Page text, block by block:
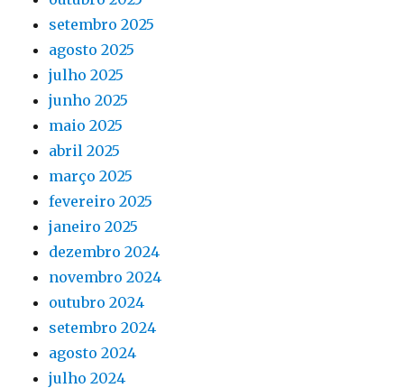
setembro 2025
agosto 2025
julho 2025
junho 2025
maio 2025
abril 2025
março 2025
fevereiro 2025
janeiro 2025
dezembro 2024
novembro 2024
outubro 2024
setembro 2024
agosto 2024
julho 2024